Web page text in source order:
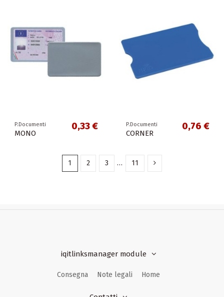
P.Documenti
MONO
0,33 € P.Documenti
CORNER
0,76 €
1 2 3 … 11
iqitlinksmanager module
Consegna Note legali Home